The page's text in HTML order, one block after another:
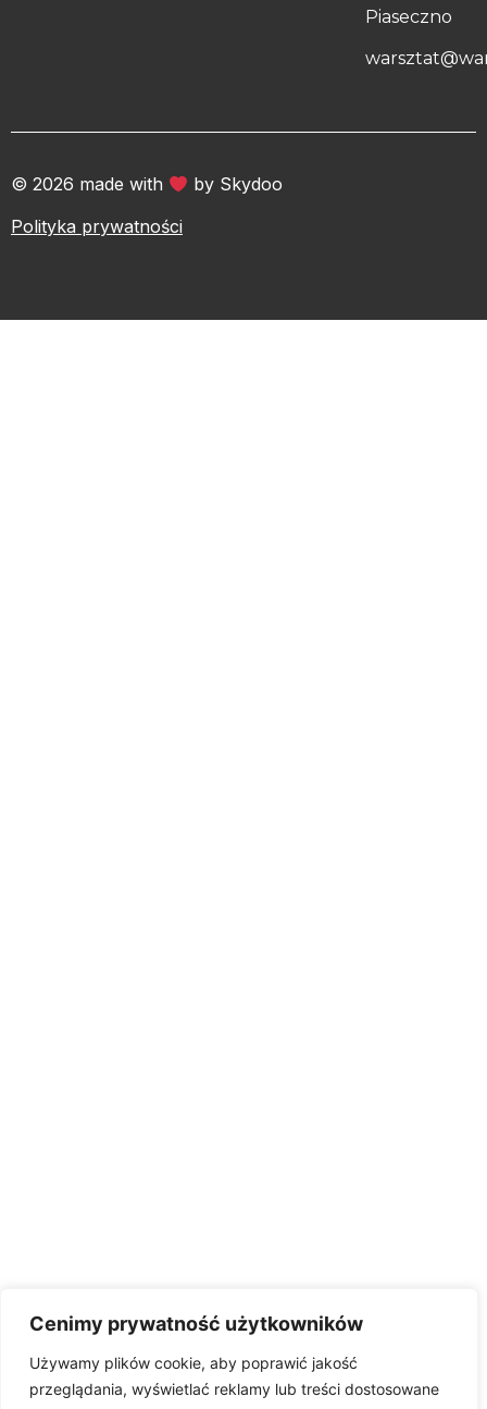
Cenimy prywatność użytkowników
Używamy plików cookie, aby poprawić jakość
przeglądania, wyświetlać reklamy lub treści dostosowane
Piaseczno
© 2026 made with
by Skydoo
Polityka prywatności